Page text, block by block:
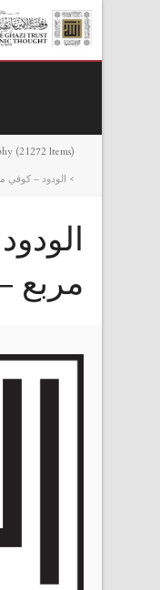
(21272 Items)
> الودود – كوفي
مربع –